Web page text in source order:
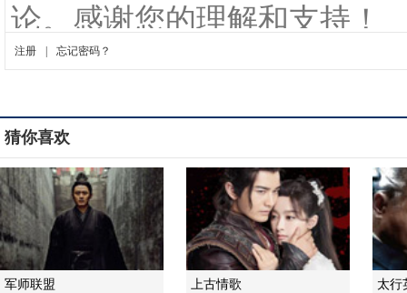
猜你喜欢
军师联盟 上古情歌 太行